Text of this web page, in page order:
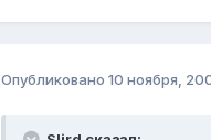
Опубликовано 10 ноября,